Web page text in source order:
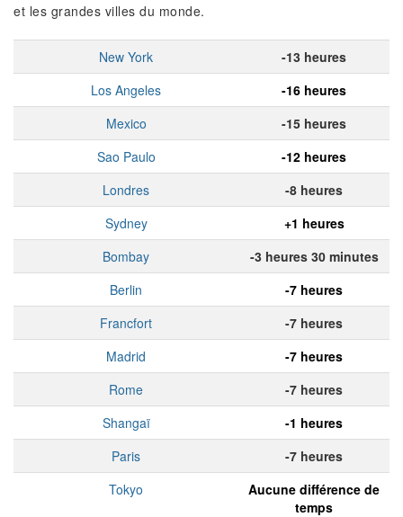
et les grandes villes du monde.
New York
-13 heures
Los Angeles
-16 heures
Mexico
-15 heures
Sao Paulo
-12 heures
Londres
-8 heures
Sydney
+1 heures
Bombay
-3 heures 30 minutes
Berlin
-7 heures
Francfort
-7 heures
Madrid
-7 heures
Rome
-7 heures
Shangaï
-1 heures
Paris
-7 heures
Tokyo
Aucune différence de
temps